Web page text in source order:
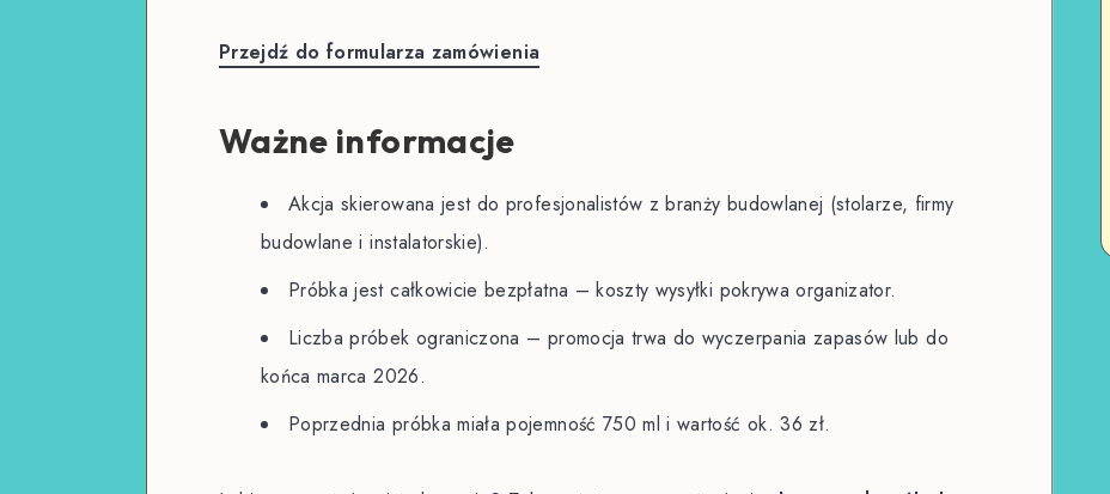
Przejdź do formularza zamówienia
Ważne informacje
Akcja skierowana jest do profesjonalistów z branży budowlanej (stolarze, firmy
budowlane i instalatorskie).
Próbka jest całkowicie bezpłatna – koszty wysyłki pokrywa organizator.
Liczba próbek ograniczona – promocja trwa do wyczerpania zapasów lub do
końca marca 2026.
Poprzednia próbka miała pojemność 750 ml i wartość ok. 36 zł.